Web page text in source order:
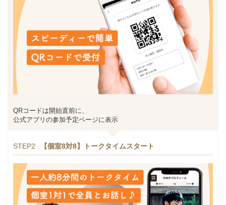
QRコードは開始直前に、
公式アプリの参加予定ページに表示
STEP2 【個室8対8】トークタイムスタート